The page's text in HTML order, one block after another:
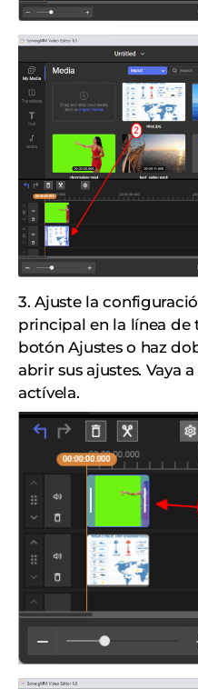
3. Ajuste la
principal en la línea de
botón Ajustes o haz
abrir sus ajustes. Vaya
actívela.